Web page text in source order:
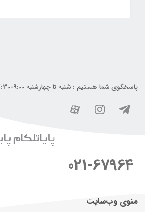
پاسخگوی شما هستیم : شنبه تا چهارشنبه 9:00-17:30 . پنج شنبه 9:00-14:00
021-67964
منوی وب‌سایت